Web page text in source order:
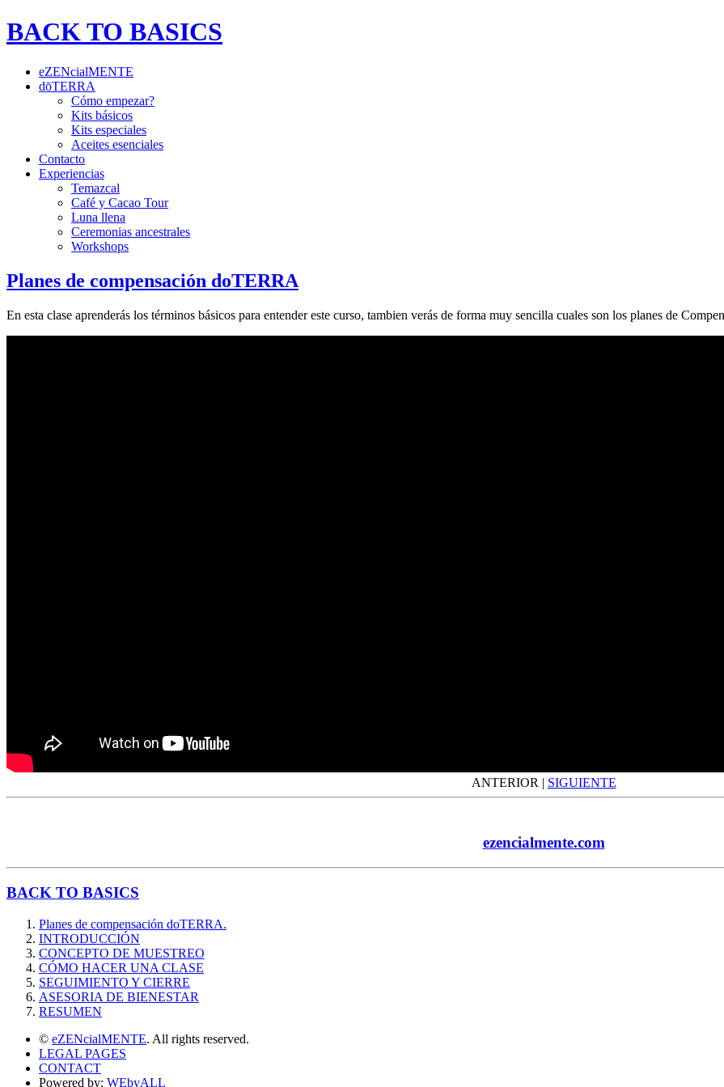
BACK TO BASICS
eZENcialMENTE
dōTERRA
Cómo empezar?
Kits básicos
Kits especiales
Aceites esenciales
Contacto
Experiencias
Temazcal
Café y Cacao Tour
Luna llena
Ceremonias ancestrales
Workshops
Planes de compensación doTERRA
En esta clase aprenderás los términos básicos para entender este curso, tambien verás de forma muy sencilla cuales son los planes de
ANTERIOR | SIGUIENTE
ezencialmente.com
BACK TO BASICS
Planes de compensación doTERRA.
INTRODUCCIÓN
CONCEPTO DE MUESTREO
CÓMO HACER UNA CLASE
SEGUIMIENTO Y CIERRE
ASESORIA DE BIENESTAR
RESUMEN
© eZENcialMENTE. All rights reserved.
LEGAL PAGES
CONTACT
Powered by: WEbyALL